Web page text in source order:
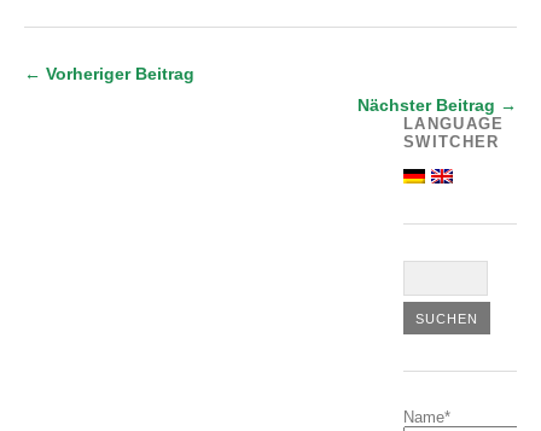
← Vorheriger Beitrag
Nächster Beitrag →
LANGUAGE
SWITCHER
Name*